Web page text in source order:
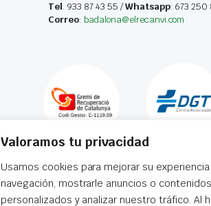
Valoramos tu privacidad
Usamos cookies para mejorar su
navegación, mostrarle anuncios o contenidos
personalizados y analizar nuestro tráfico. Al
Tel. 933 87 43 55 /Whatsapp: 673 250
Correo: badalona@elrecanvi.com